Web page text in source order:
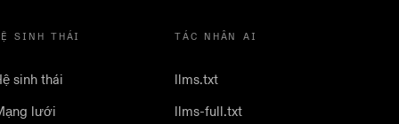
SINH THÁI
sinh thái
lưới
TÁC NHÂN AI
llms.txt
llms-full.txt